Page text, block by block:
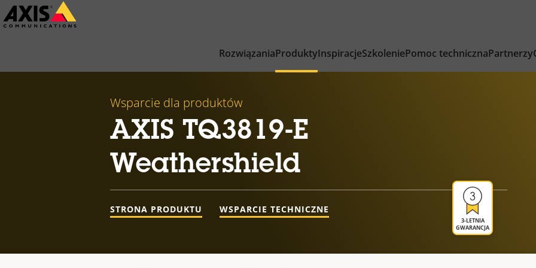
Przejdź
do
RozwiązaniaProduktyInspiracjeSzkoleniePomoc technicznaPartnerzy
Wsparcie dla produktów
AXIS TQ3819-E
Weathershield
3-LETNIA
GWARANCJA
STRONA PRODUKTU WSPARCIE TECHNICZNE